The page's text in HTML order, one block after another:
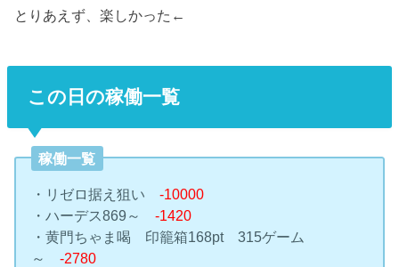
とりあえず、楽しかった←
この日の稼働一覧
稼働一覧
・リゼロ据え狙い-10000
・ハーデス869～-1420
・黄門ちゃま喝 印籠箱168pt 315ゲーム
～-2780